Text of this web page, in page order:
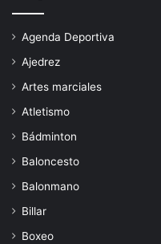
Agenda Deportiva
Ajedrez
Artes marciales
Atletismo
Bádminton
Baloncesto
Balonmano
Billar
Boxeo